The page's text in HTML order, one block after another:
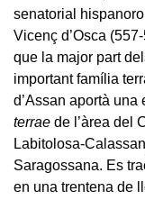
senatorial
Vicenç d’Osca
que la major part
important família
d’Assan aportà
terrae de l’àrea del
Labitolosa-
Saragossana. Es
en una trentena de